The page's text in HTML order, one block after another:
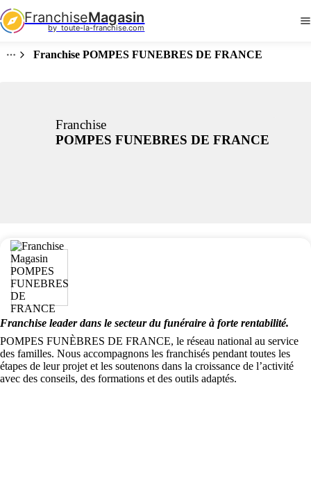
FranchiseMagasin
by  toute-la-franchise.com
Franchise POMPES FUNEBRES DE FRANCE
Franchise
POMPES FUNEBRES DE FRANCE
Franchise leader dans le secteur du funéraire à forte rentabilité.
POMPES FUNÈBRES DE FRANCE, le réseau national au service
des familles. Nous accompagnons les franchisés pendant toutes les
étapes de leur projet et les soutenons dans la croissance de l’activité
avec des conseils, des formations et des outils adaptés.